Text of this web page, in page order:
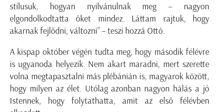
stílusuk, hogyan nyilvánulnak meg – nagyon
elgondolkodtatta őket mindez. Láttam rajtuk, hogy
akarnak fejlődni, változni” – teszi hozzá Ottó.
A kispap október végén tudta meg, hogy második félévre
is ugyanoda helyezik. Nem akart maradni, mert szerette
volna megtapasztalni más plébánián is, magyarok között,
hogy milyen az élet. Utólag azonban nagyon hálás a jó
Istennek, hogy folytathatta, amit az első félévben